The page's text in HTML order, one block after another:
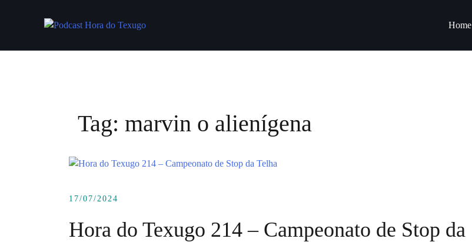
Home
Tag: marvin o alienígena
17/07/2024
Hora do Texugo 214 – Campeonato de Stop da